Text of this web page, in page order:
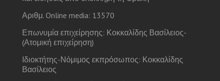
Αριθμ. Online media: 13570
Επωνυμία επιχείρησης: Κοκκαλίδης Βασίλειος-
(Ατομική επιχείρηση)
Ιδιοκτήτης-Νόμιμος εκπρόσωπος: Κοκκαλίδης
Βασίλειος